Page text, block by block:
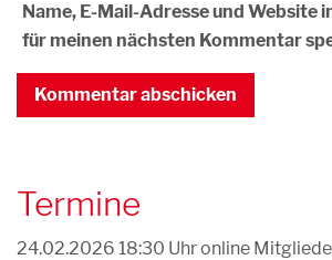
Name, E-Mail-Adresse und Website
für meinen nächsten Kommentar
Termine
24.02.2026 18:30 Uhronline